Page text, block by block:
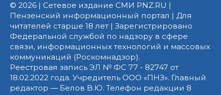
© 2026 | Сетевое издание СМИ PNZ.RU |
Пензенский информационный портал | Для
читателей старше 18 лет | Зарегистрировано
Федеральной службой по надзору в сфере
связи, информационных технологий и массовых
коммуникаций (Роскомнадзор).
Реестровая запись ЭЛ № ФС 77 - 82747 от
18.02.2022 года. Учредитель ООО «ПНЗ». Главный
редактор — Белов В.Ю. Телефон редакции 8